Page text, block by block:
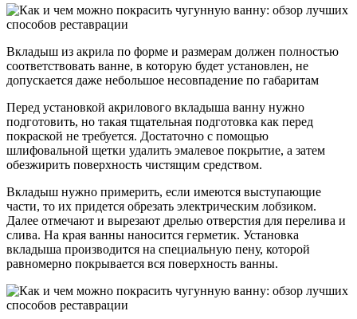
Вкладыш из акрила по форме и размерам должен полностью
соответствовать ванне, в которую будет установлен, не
допускается даже небольшое несовпадение по габаритам
Перед установкой акрилового вкладыша ванну нужно
подготовить, но такая тщательная подготовка как перед
покраской не требуется. Достаточно с помощью
шлифовальной щетки удалить эмалевое покрытие, а затем
обезжирить поверхность чистящим средством.
Вкладыш нужно примерить, если имеются выступающие
части, то их придется обрезать электрическим лобзиком.
Далее отмечают и вырезают дрелью отверстия для перелива и
слива. На края ванны наносится герметик. Установка
вкладыша производится на специальную пену, которой
равномерно покрывается вся поверхность ванны.